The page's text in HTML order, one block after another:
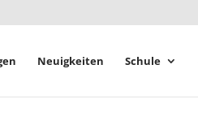
Neuigkeiten Schule